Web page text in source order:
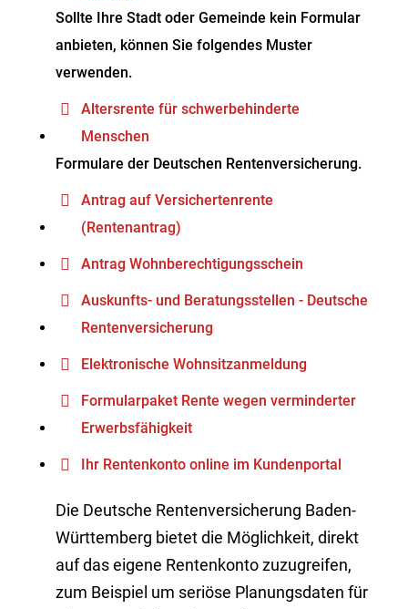
Sollte Ihre Stadt oder Gemeinde kein Formular
anbieten, können Sie folgendes Muster
verwenden.
Altersrente für schwerbehinderte
Menschen
Formulare der Deutschen Rentenversicherung.
Antrag auf Versichertenrente
(Rentenantrag)
Antrag Wohnberechtigungsschein
Auskunfts- und Beratungsstellen - Deutsche
Rentenversicherung
Elektronische Wohnsitzanmeldung
Formularpaket Rente wegen verminderter
Erwerbsfähigkeit
Ihr Rentenkonto online im Kundenportal
Die Deutsche Rentenversicherung Baden-
Württemberg bietet die Möglichkeit, direkt
auf das eigene Rentenkonto zuzugreifen,
zum Beispiel um seriöse Planungsdaten für